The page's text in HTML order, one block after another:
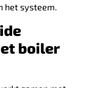
het systeem.
boiler